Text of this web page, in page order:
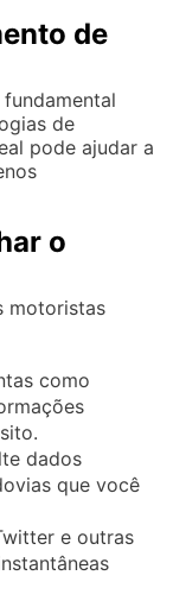
de
de
pode ajudar a
o
motoristas
como
dados
que você
e outras